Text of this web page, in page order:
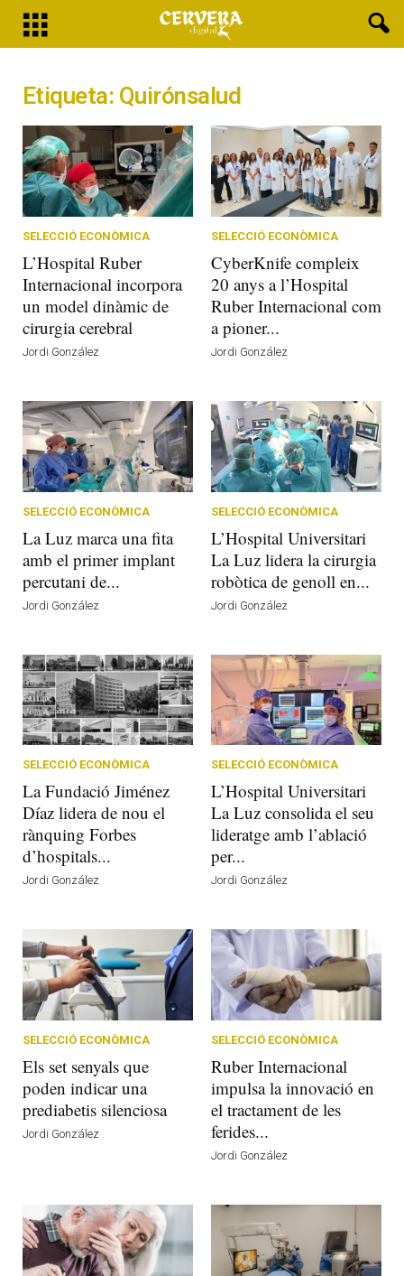
Etiqueta: Quirónsalud
SELECCIÓ ECONÒMICA
L’Hospital Ruber
Internacional incorpora
un model dinàmic de
cirurgia cerebral
Jordi González
SELECCIÓ ECONÒMICA
CyberKnife compleix
20 anys a l’Hospital
Ruber Internacional com
a pioner...
Jordi González
SELECCIÓ ECONÒMICA
La Luz marca una fita
amb el primer implant
percutani de...
Jordi González
SELECCIÓ ECONÒMICA
L’Hospital Universitari
La Luz lidera la cirurgia
robòtica de genoll en...
Jordi González
SELECCIÓ ECONÒMICA
La Fundació Jiménez
Díaz lidera de nou el
rànquing Forbes
d’hospitals...
Jordi González
SELECCIÓ ECONÒMICA
L’Hospital Universitari
La Luz consolida el seu
lideratge amb l’ablació
per...
Jordi González
SELECCIÓ ECONÒMICA
Els set senyals que
poden indicar una
prediabetis silenciosa
Jordi González
SELECCIÓ ECONÒMICA
Ruber Internacional
impulsa la innovació en
el tractament de les
ferides...
Jordi González